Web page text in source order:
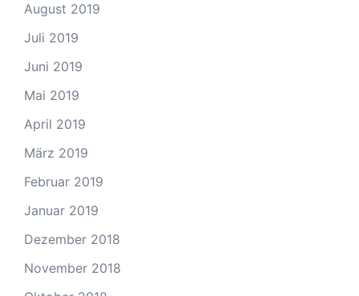
August 2019
Juli 2019
Juni 2019
Mai 2019
April 2019
März 2019
Februar 2019
Januar 2019
Dezember 2018
November 2018